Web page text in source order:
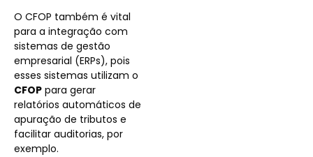
O CFOP também é vital
para a integração com
sistemas de gestão
empresarial (ERPs), pois
esses sistemas utilizam o
CFOP para gerar
relatórios automáticos de
apuração de tributos e
facilitar auditorias, por
exemplo.